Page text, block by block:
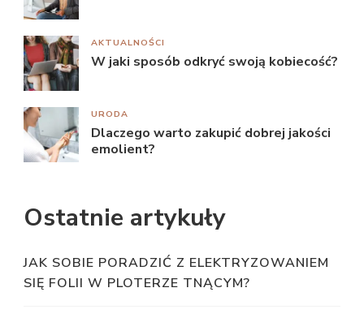
AKTUALNOŚCI
W jaki sposób odkryć swoją kobiecość?
URODA
Dlaczego warto zakupić dobrej jakości
emolient?
Ostatnie artykuły
JAK SOBIE PORADZIĆ Z ELEKTRYZOWANIEM
SIĘ FOLII W PLOTERZE TNĄCYM?